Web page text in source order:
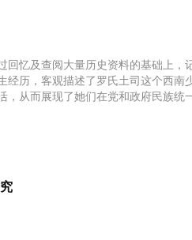
回忆及查阅大量历史资料的基础上，
经历，客观描述了罗氏土司这个西南
，从而展现了她们在党和政府民族统